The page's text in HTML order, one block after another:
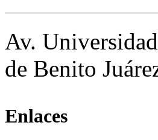
Av.
de Benito
Enlaces